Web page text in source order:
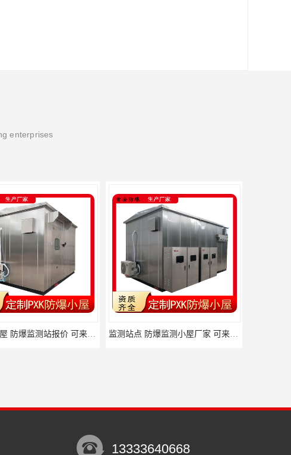
enterprises
不锈钢小屋 防爆监测站报价 可来电详谈 监测站点 防爆监测小屋厂家 可来电详谈
13333640668